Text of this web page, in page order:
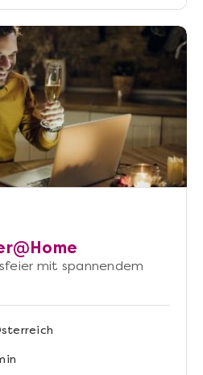
mit spannendem